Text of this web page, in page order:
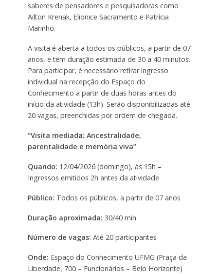
saberes de pensadores e pesquisadoras como
Ailton Krenak, Elionice Sacramento e Patrícia
Marinho.
A visita é aberta a todos os públicos, a partir de 07
anos, e tem duração estimada de 30 a 40 minutos.
Para participar, é necessário retirar ingresso
individual na recepção do Espaço do
Conhecimento a partir de duas horas antes do
início da atividade (13h). Serão disponibilizadas até
20 vagas, preenchidas por ordem de chegada.
“Visita mediada: Ancestralidade,
parentalidade e memória viva”
Quando: 12/04/2026 (domingo), às 15h –
Ingressos emitidos 2h antes da atividade
Público: Todos os públicos, a partir de 07 anos
Duração aproximada: 30/40 min
Número de vagas: Até 20 participantes
Onde: Espaço do Conhecimento UFMG (Praça da
Liberdade, 700 – Funcionários – Belo Horizonte)